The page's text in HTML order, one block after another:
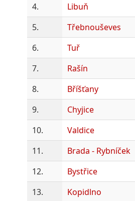
4.
Libuň
5.
Třebnouševes
6.
Tuř
7.
Rašín
8.
Bříšťany
9.
Chyjice
10.
Valdice
11.
Brada - Rybníček
12.
Bystřice
13.
Kopidlno